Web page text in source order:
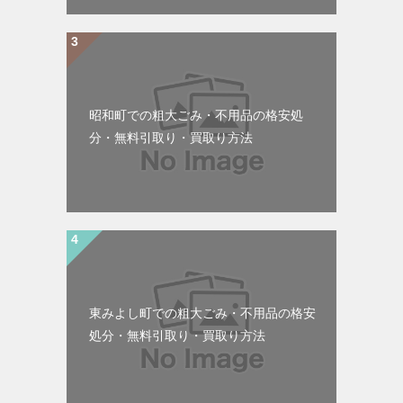
昭和町での粗大ごみ・不用品の格安処
分・無料引取り・買取り方法
東みよし町での粗大ごみ・不用品の格安
処分・無料引取り・買取り方法